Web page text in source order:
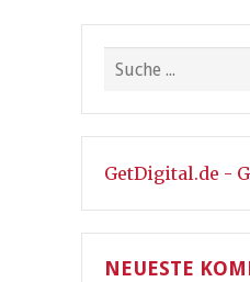
GetDigital.de -
NEUESTE